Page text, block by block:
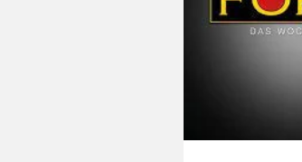
Andersen 2025